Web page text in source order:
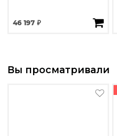
46 197 ₽
Вы просматривали